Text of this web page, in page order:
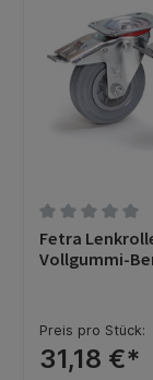
Fetra
Vollgummi-
Preis pro Stück:
31,18 €*